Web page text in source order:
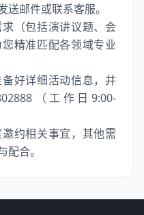
邮件或联系客服。
（包括演讲议题、会
精准匹配各领域专业
好详细活动信息，并
（工作日9:00-
约相关事宜，其他需
合。